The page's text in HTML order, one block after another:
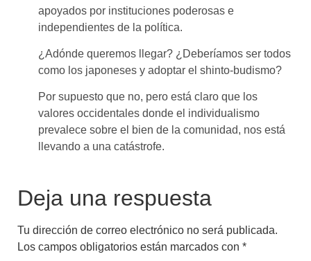
apoyados por instituciones poderosas e
independientes de la política.
¿Adónde queremos llegar? ¿Deberíamos ser todos
como los japoneses y adoptar el shinto-budismo?
Por supuesto que no, pero está claro que los
valores occidentales donde el individualismo
prevalece sobre el bien de la comunidad, nos está
llevando a una catástrofe.
Deja una respuesta
Tu dirección de correo electrónico no será publicada.
Los campos obligatorios están marcados con *